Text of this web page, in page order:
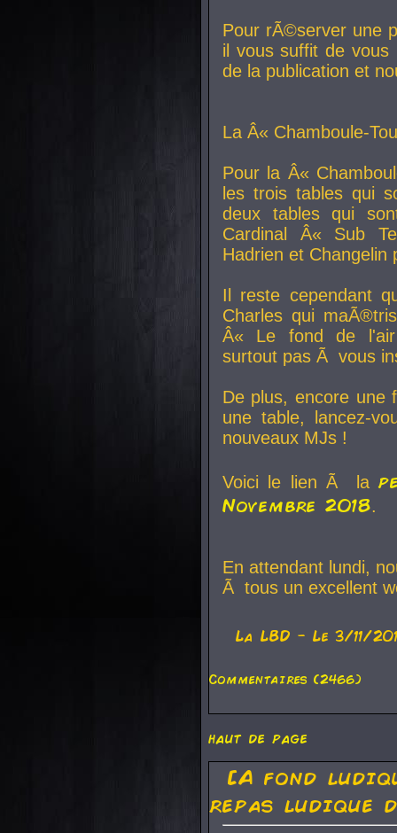
Pour rÃ©server une
il vous suffit de vous
de la publication et
La Â« Chamboule-
Pour la Â«
les trois tables qui
deux tables qui
Cardinal
Â« Sub
Hadrien et Changelin
Il reste cependant
Charles qui
Â« Le fond de
surtout pas Ã vous
De plus, encore une
une table, lancez-
nouveaux MJs !
Voici le lien Ã la
Novembre 2018.
En attendant lundi,
Ã tous un excellent
La LBD - Le 3/11/
Commentaires (2466)
haut de page
[A fond
repas ludique